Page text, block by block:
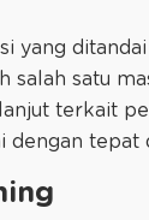
yang
salah satu
terkait
dengan